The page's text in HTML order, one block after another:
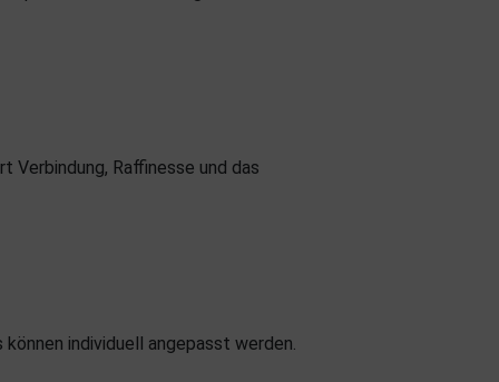
Verbindung, Raffinesse und das
individuell angepasst werden.